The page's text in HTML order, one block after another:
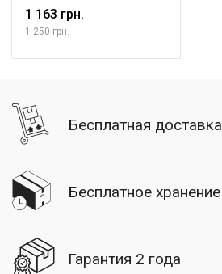
1 163 грн.
1 250 грн.
Бесплатная доставка
Бесплатное хранение
Гарантия 2 года